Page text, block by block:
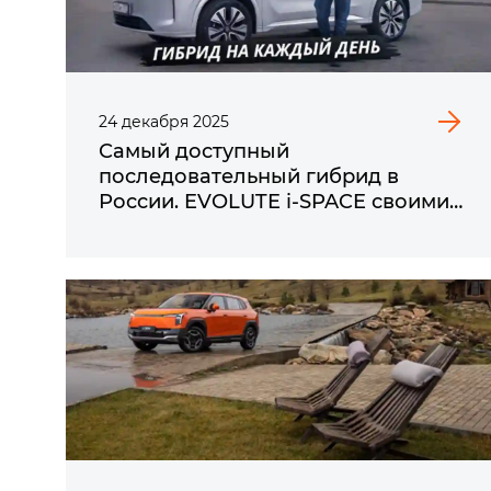
24 декабря 2025
Самый доступный
последовательный гибрид в
России. EVOLUTE i‑SPACE своими